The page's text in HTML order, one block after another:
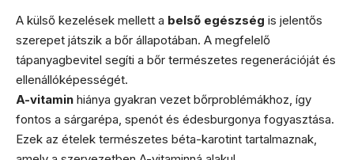
A külső kezelések mellett a belső egészség is jelentős
szerepet játszik a bőr állapotában. A megfelelő
tápanyagbevitel segíti a bőr természetes regenerációját és
ellenállóképességét.
A-vitamin hiánya gyakran vezet bőrproblémákhoz, így
fontos a sárgarépa, spenót és édesburgonya fogyasztása.
Ezek az ételek természetes béta-karotint tartalmaznak,